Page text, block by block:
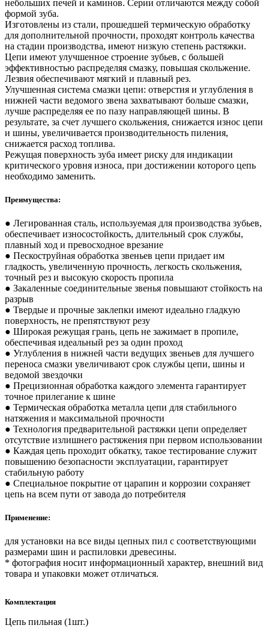
небольших печей и каминов. Серии отличаются между собой
формой зуба.
Изготовлены из стали, прошедшей термическую обработку
для дополнительной прочности, проходят контроль качества
на стадии производства, имеют низкую степень растяжки.
Цепи имеют улучшенное строение зубьев, с большей
эффективностью распределяя смазку, повышая скольжение.
Лезвия обеспечивают мягкий и плавный рез.
Улучшенная система смазки цепи: отверстия и углубления в
нижней части ведомого звена захватывают больше смазки,
лучше распределяя ее по пазу направляющей шины. В
результате, за счет лучшего скольжения, снижается износ цепи
и шины, увеличивается производительность пиления,
снижается расход топлива.
Режущая поверхность зуба имеет риску для индикации
критического уровня износа, при достижении которого цепь
необходимо заменить.
Преимущества:
● Легированная сталь, используемая для производства зубьев,
обеспечивает износостойкость, длительный срок службы,
плавный ход и превосходное врезание
● Пескоструйная обработка звеньев цепи придает им
гладкость, увеличенную прочность, легкость скольжения,
точный рез и высокую скорость пропила
● Закаленные соединительные звенья повышают стойкость на
разрыв
● Твердые и прочные заклепки имеют идеально гладкую
поверхность, не препятствуют резу
● Широкая режущая грань, цепь не зажимает в пропиле,
обеспечивая идеальный рез за один проход
● Углубления в нижней части ведущих звеньев для лучшего
переноса смазки увеличивают срок службы цепи, шины и
ведомой звездочки
● Прецизионная обработка каждого элемента гарантирует
точное прилегание к шине
● Термическая обработка металла цепи для стабильного
натяжения и максимальной прочности
● Технология предварительной растяжки цепи определяет
отсутствие излишнего растяжения при первом использовании
● Каждая цепь проходит обкатку, такое тестирование служит
повышению безопасности эксплуатации, гарантирует
стабильную работу
● Специальное покрытие от царапин и коррозии сохраняет
цепь на всем пути от завода до потребителя
Применение:
для установки на все виды цепных пил с соответствующими
размерами шин и распиловки древесины.
* фотография носит информационный характер, внешний вид
товара и упаковки может отличаться.
Комплектация
Цепь пильная (1шт.)